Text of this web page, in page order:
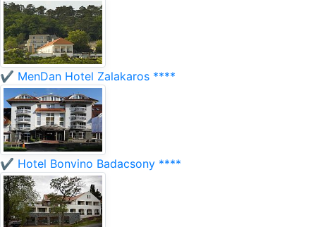
✔️ MenDan Hotel Zalakaros ****
✔️ Hotel Bonvino Badacsony ****